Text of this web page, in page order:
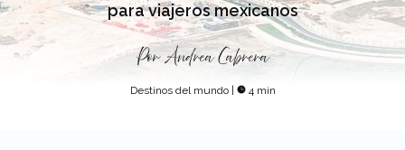
para viajeros mexicanos
Por Andrea Cabrera
Destinos del mundo 4 min